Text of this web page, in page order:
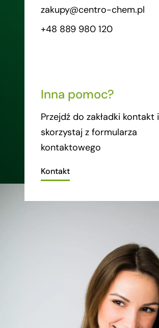
zakupy@centro-chem.pl
+48 889 980 120
Inna pomoc?
Przejdź do zakładki kontakt i
skorzystaj z formularza
kontaktowego
Kontakt